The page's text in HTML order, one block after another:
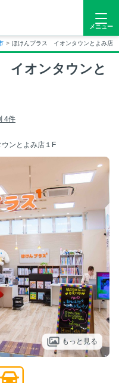
メニュー
> ほけんプラス イオンタウンとよみ店
イオンタウンと
4件
ンとよみ店１F
もっと見る